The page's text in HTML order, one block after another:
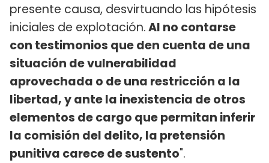
presente causa, desvirtuando las hipótesis
iniciales de explotación.Al no contarse
con testimonios que den cuenta de una
situación de vulnerabilidad
aprovechada o de una restricción a la
libertad, y ante la inexistencia de otros
elementos de cargo que permitan inferir
la comisión del delito, la pretensión
punitiva carece de sustento".